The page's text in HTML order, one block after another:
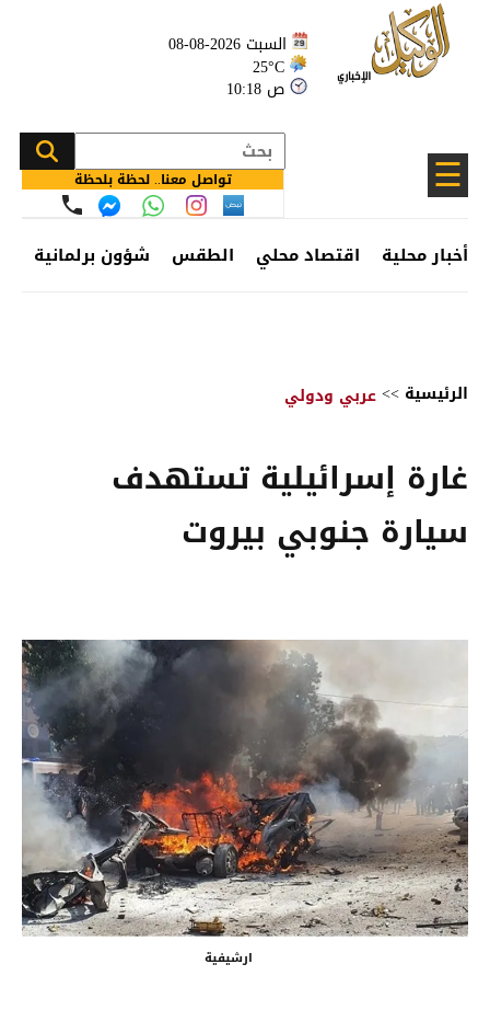
السبت 2026-08-08
25°C
10:18 ص
☰ تواصل معنا.. لحظة بلحظة
أخبار محلية اقتصاد محلي الطقس شؤون برلمانية
الرئيسية >>عربي ودولي
غارة إسرائيلية تستهدف
سيارة جنوبي بيروت
ارشيفية